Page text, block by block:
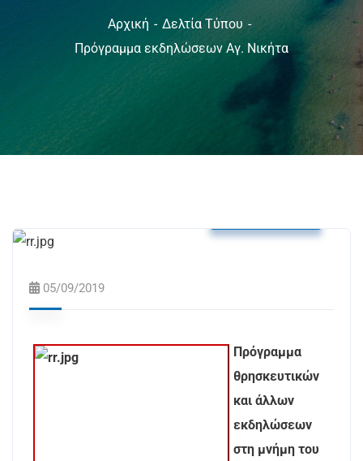
Αρχική
Δελτία Τύπου
Πρόγραμμα εκδηλώσεων Αγ. Νικήτα
05/09/2019
Πρόγραμμα
θρησκευτικών
και άλλων
εκδηλώσεων
στη μνήμη του